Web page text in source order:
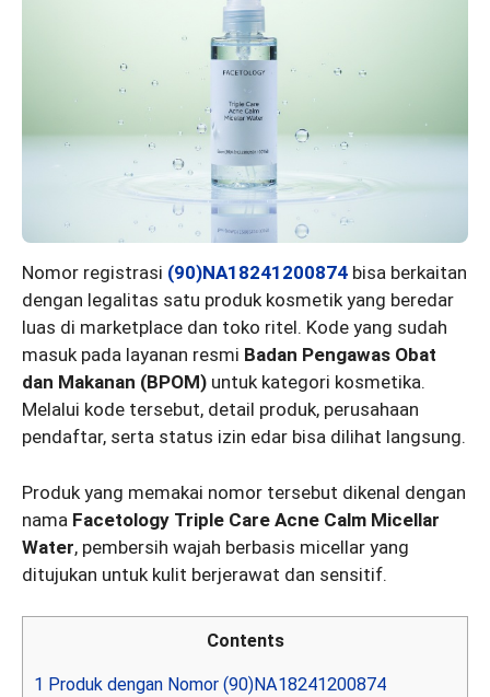
Nomor registrasi (90)NA18241200874 bisa berkaitan
dengan legalitas satu produk kosmetik yang beredar
luas di marketplace dan toko ritel. Kode yang sudah
masuk pada layanan resmi Badan Pengawas Obat
dan Makanan (BPOM) untuk kategori kosmetika.
Melalui kode tersebut, detail produk, perusahaan
pendaftar, serta status izin edar bisa dilihat langsung.
Produk yang memakai nomor tersebut dikenal dengan
nama Facetology Triple Care Acne Calm Micellar
Water, pembersih wajah berbasis micellar yang
ditujukan untuk kulit berjerawat dan sensitif.
Contents
1 Produk dengan Nomor (90)NA18241200874